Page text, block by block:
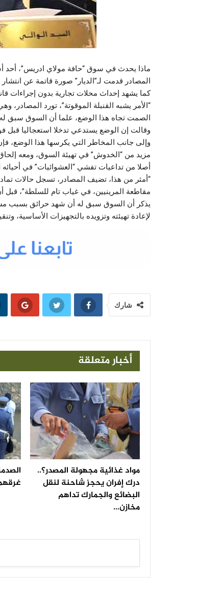
ماذا يحدث في سوق “حافة مولاي ادريس”، أحد
المصادر قدمت لـ”الديار” صورة قاتمة عن
كما يشهد إحداث محلات تجارية بدون إجراءات
“الأمر يشبه القنبلة الموقوتة”، تورد المصادر،
الصمت تجاه هذا الوضع، علما أن السوق سبق
وقالت إن الوضع يستدعي تدخلا استعجاليا قبل
وإلى جانب المخاطر التي يكرسها هذا الوضع،
مزيد من “الخدوش” في تهيئة السوق، ومعه
أصلا من تداعيات تفشي “العشوائيات” في أحيائه
“أمثر من هذا، تضيف المصادر، تسجل حالات
مقاطعة المرينيين، في غياب تام للسلطة”،
يذكر أن السوق سبق له أن شهد حرائق بسبب
لإعادة تهيئته وتزويده بالتجهيزات الأساسية،
شارك
أخبار متعلقة
مواد غذائية مجهولة المصدر؟..
درك إفران يحجز شاحنة لنقل
البضائع والجمارك تداهم
مخازن…